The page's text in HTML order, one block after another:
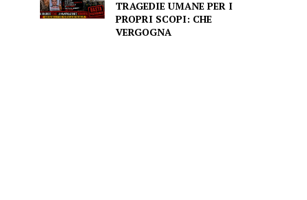
TRAGEDIE UMANE PER I
PROPRI SCOPI: CHE
VERGOGNA